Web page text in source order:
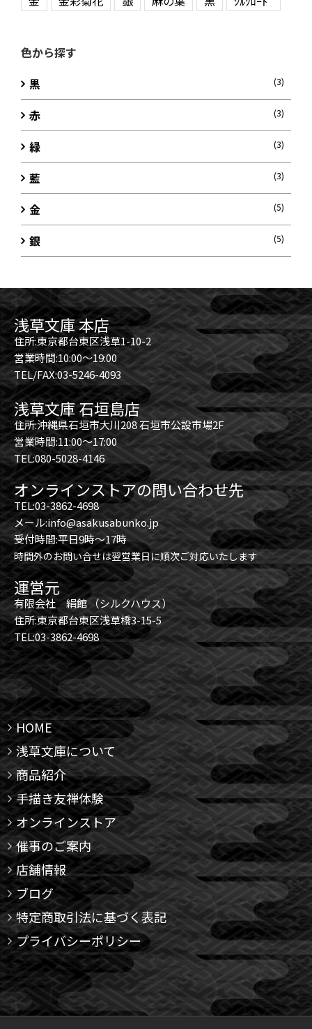
色から探す
黒
(3)
赤 (3)
緑 (3)
藍 (3)
金 (5)
銀 (5)
浅草文庫 本店
住所:東京都台東区浅草1-10-2
営業時間:10:00～19:00
TEL/FAX:03-5246-4093
浅草文庫 石垣島店
住所:沖縄県石垣市大川208 石垣市公設市場2F
営業時間:11:00～17:00
TEL:080-5028-4146
オンラインストアの問い合わせ先
TEL:03-3862-4698
メール:info@asakusabunko.jp
受付時間:平日9時～17時
時間外のお問い合せは翌営業日に順次ご対応いたします
運営元
有限会社 絹館 （シルクハウス）
住所:東京都台東区浅草橋3-15-5
TEL:03-3862-4698
HOME
浅草文庫について
商品紹介
手描き友禅体験
オンラインストア
催事のご案内
店舗情報
ブログ
特定商取引法に基づく表記
プライバシーポリシー